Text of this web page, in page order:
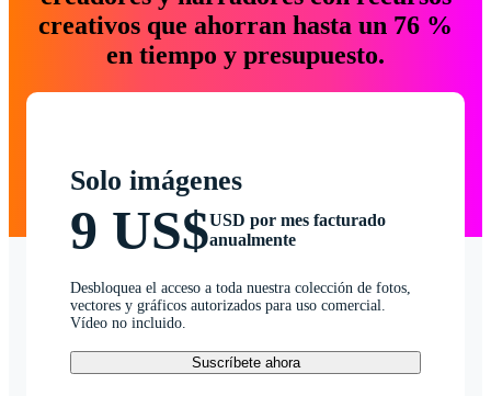
creativos que ahorran hasta un 76 %
en tiempo y presupuesto.
Solo imágenes
9 US$USD por mes facturado
anualmente
Desbloquea el acceso a toda nuestra colección de fotos,
vectores y gráficos autorizados para uso comercial.
Vídeo no incluido.
Suscríbete ahora